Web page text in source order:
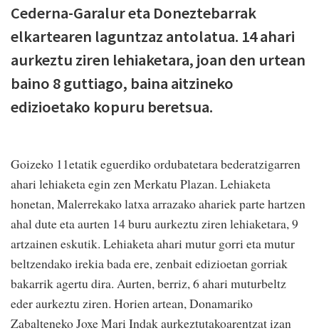
Cederna-Garalur eta Doneztebarrak
elkartearen laguntzaz antolatua. 14 ahari
aurkeztu ziren lehiaketara, joan den urtean
baino 8 guttiago, baina aitzineko
edizioetako kopuru beretsua.
Goizeko 11etatik eguerdiko ordubatetara bederatzigarren
ahari lehiaketa egin zen Merkatu Plazan. Lehiaketa
honetan, Malerrekako latxa arrazako ahariek parte hartzen
ahal dute eta aurten 14 buru aurkeztu ziren lehiaketara, 9
artzainen eskutik. Lehiaketa ahari mutur gorri eta mutur
beltzendako irekia bada ere, zenbait edizioetan gorriak
bakarrik agertu dira. Aurten, berriz, 6 ahari muturbeltz
eder aurkeztu ziren. Horien artean, Donamariko
Zabalteneko Joxe Mari Indak aurkeztutakoarentzat izan